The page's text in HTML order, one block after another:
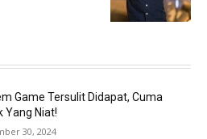
Game Tersulit Didapat, Cuma
Yang Niat!
30, 2024